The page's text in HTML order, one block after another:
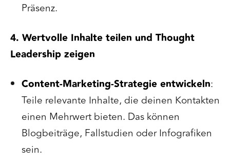
Präsenz.
4. Wertvolle Inhalte teilen und Thought
Leadership zeigen
Content-Marketing-Strategie entwickeln:
Teile relevante Inhalte, die deinen Kontakten
einen Mehrwert bieten. Das können
Blogbeiträge, Fallstudien oder Infografiken
sein.